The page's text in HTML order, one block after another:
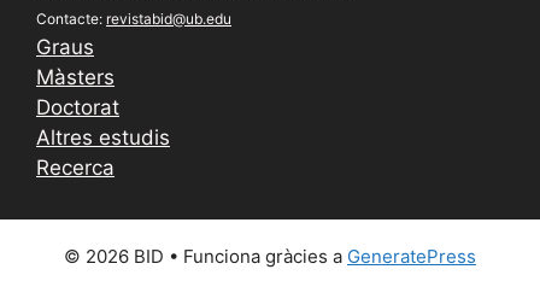
Contacte: revistabid@ub.edu
Graus
Màsters
Doctorat
Altres estudis
Recerca
© 2026 BID • Funciona gràcies a GeneratePress